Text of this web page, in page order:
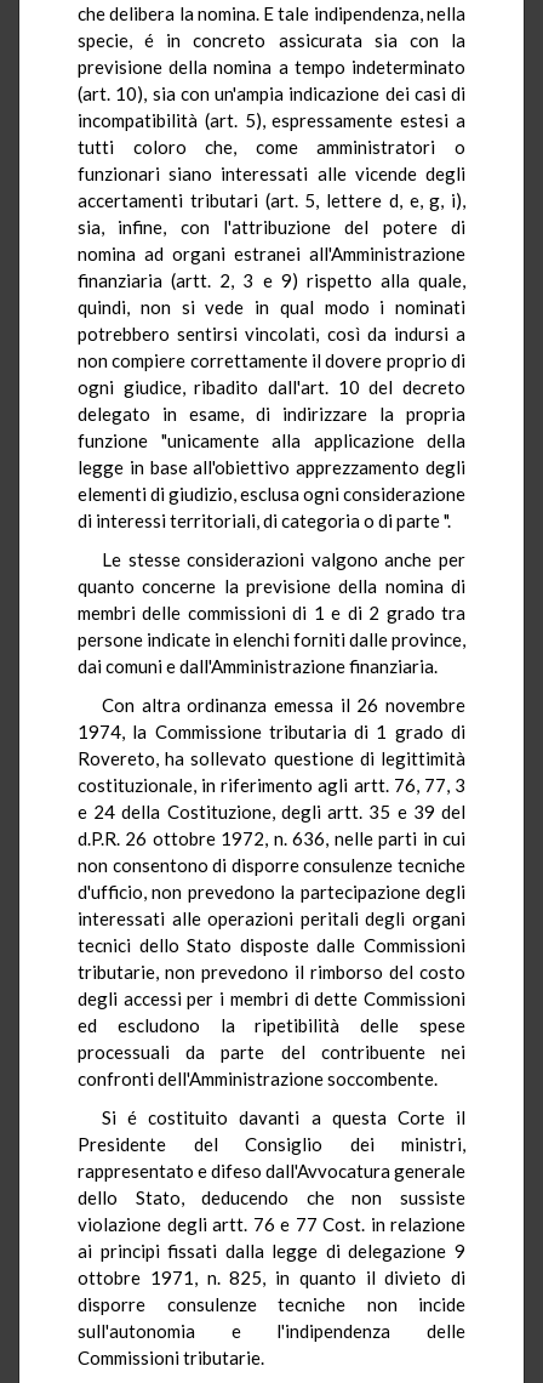
che delibera la nomina. E tale indipendenza, nella
specie, é in concreto assicurata sia con la
previsione della nomina a tempo indeterminato
(art. 10), sia con un'ampia indicazione dei casi di
incompatibilità (art. 5), espressamente estesi a
tutti coloro che, come amministratori o
funzionari siano interessati alle vicende degli
accertamenti tributari (art. 5, lettere d, e, g, i),
sia, infine, con l'attribuzione del potere di
nomina ad organi estranei all'Amministrazione
finanziaria (artt. 2, 3 e 9) rispetto alla quale,
quindi, non si vede in qual modo i nominati
potrebbero sentirsi vincolati, così da indursi a
non compiere correttamente il dovere proprio di
ogni giudice, ribadito dall'art. 10 del decreto
delegato in esame, di indirizzare la propria
funzione "unicamente alla applicazione della
legge in base all'obiettivo apprezzamento degli
elementi di giudizio, esclusa ogni considerazione
di interessi territoriali, di categoria o di parte ".
Le stesse considerazioni valgono anche per
quanto concerne la previsione della nomina di
membri delle commissioni di 1 e di 2 grado tra
persone indicate in elenchi forniti dalle province,
dai comuni e dall'Amministrazione finanziaria.
Con altra ordinanza emessa il 26 novembre
1974, la Commissione tributaria di 1 grado di
Rovereto, ha sollevato questione di legittimità
costituzionale, in riferimento agli artt. 76, 77, 3
e 24 della Costituzione, degli artt. 35 e 39 del
d.P.R. 26 ottobre 1972, n. 636, nelle parti in cui
non consentono di disporre consulenze tecniche
d'ufficio, non prevedono la partecipazione degli
interessati alle operazioni peritali degli organi
tecnici dello Stato disposte dalle Commissioni
tributarie, non prevedono il rimborso del costo
degli accessi per i membri di dette Commissioni
ed escludono la ripetibilità delle spese
processuali da parte del contribuente nei
confronti dell'Amministrazione soccombente.
Si é costituito davanti a questa Corte il
Presidente del Consiglio dei ministri,
rappresentato e difeso dall'Avvocatura generale
dello Stato, deducendo che non sussiste
violazione degli artt. 76 e 77 Cost. in relazione
ai principi fissati dalla legge di delegazione 9
ottobre 1971, n. 825, in quanto il divieto di
disporre consulenze tecniche non incide
sull'autonomia e l'indipendenza delle
Commissioni tributarie.